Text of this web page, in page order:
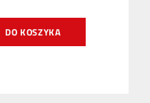
DO KOSZYKA